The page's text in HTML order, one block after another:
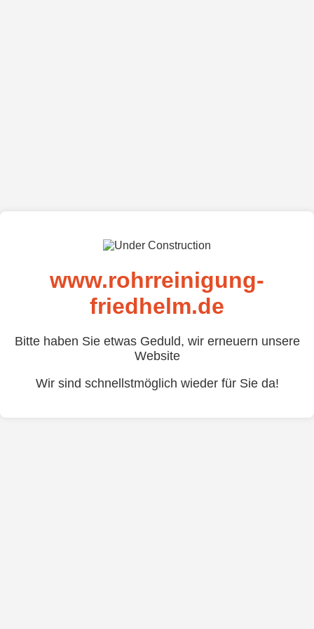
www.rohrreinigung-
friedhelm.de
Bitte haben Sie etwas Geduld, wir erneuern unsere
Website
Wir sind schnellstmöglich wieder für Sie da!